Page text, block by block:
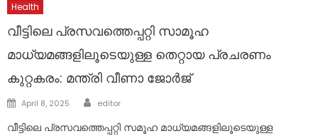
Health
വീട്ടിലെ പ്രസവത്തെപ്പറ്റി സാമൂഹ
മാധ്യമങ്ങളിലൂടെയുള്ള തെറ്റായ പ്രചരണം
കുറ്റകരം: മന്ത്രി വീണാ ജോര്‍ജ്
Posted
April 8, 2025 Author
editor
വീട്ടിലെ പ്രസവത്തെപ്പറ്റി സമൂഹ മാധ്യമങ്ങളിലൂടെയുള്ള